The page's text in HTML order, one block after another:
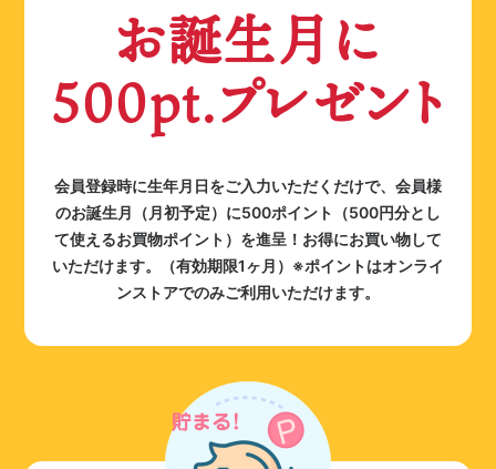
お誕生月に
500pt.プレゼント
会員登録時に生年月日をご入力いただくだけで、会員様
のお誕生月（月初予定）に500ポイント（500円分とし
て使えるお買物ポイント）を進呈！お得にお買い物して
いただけます。（有効期限1ヶ月）※ポイントはオンライ
ンストアでのみご利用いただけます。